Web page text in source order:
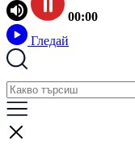
00:00
Гледай